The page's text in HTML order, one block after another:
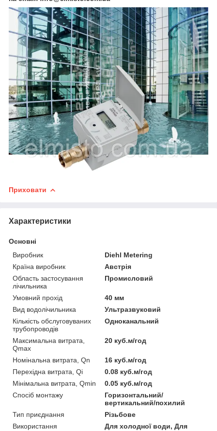
Приховати
Характеристики
Основні
Виробник
Diehl Metering
Країна виробник
Австрія
Область застосування
лічильника
Промисловий
Умовний прохід
40 мм
Вид водолічильника
Ультразвуковий
Кількість обслуговуваних
трубопроводів
Одноканальний
Максимальна витрата,
Qmax
20 куб.м/год
Номінальна витрата, Qn
16 куб.м/год
Перехідна витрата, Qi
0.08 куб.м/год
Мінімальна витрата, Qmin
0.05 куб.м/год
Спосіб монтажу
Горизонтальний/
вертикальний/похилий
Тип приєднання
Різьбове
Використання
Для холодної води, Для